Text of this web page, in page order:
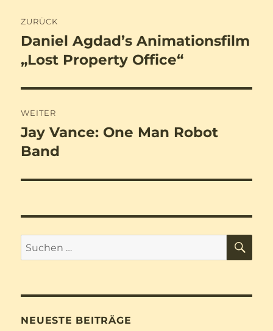
ZURÜCK
Vorheriger
Beitrag:
Daniel Agdad’s Animationsfilm
„Lost Property Office“
WEITER
Nächster
Beitrag:
Jay Vance: One Man Robot
Band
Suchen
nach:
NEUESTE BEITRÄGE